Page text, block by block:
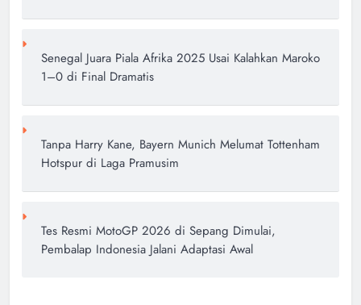
Senegal Juara Piala Afrika 2025 Usai Kalahkan Maroko
1–0 di Final Dramatis
Tanpa Harry Kane, Bayern Munich Melumat Tottenham
Hotspur di Laga Pramusim
Tes Resmi MotoGP 2026 di Sepang Dimulai,
Pembalap Indonesia Jalani Adaptasi Awal